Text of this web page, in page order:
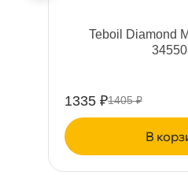
Teboil Diamond
1335 ₽1405 ₽